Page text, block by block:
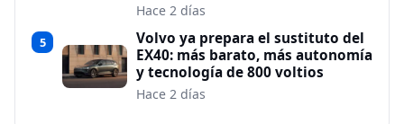
Hace 2 días
5
Volvo ya prepara el sustituto del
EX40: más barato, más autonomía
y tecnología de 800 voltios
Hace 2 días